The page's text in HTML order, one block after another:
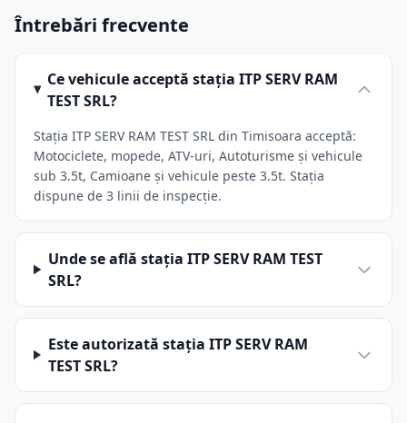
Întrebări frecvente
Ce vehicule acceptă stația ITP SERV RAM
TEST SRL?
Stația ITP SERV RAM TEST SRL din Timisoara acceptă:
Motociclete, mopede, ATV-uri, Autoturisme și vehicule
sub 3.5t, Camioane și vehicule peste 3.5t. Stația
dispune de 3 linii de inspecție.
Unde se află stația ITP SERV RAM TEST
SRL?
Este autorizată stația ITP SERV RAM
TEST SRL?